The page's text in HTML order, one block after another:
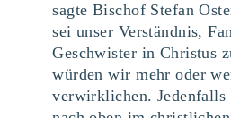
sagte Bischof Stefan
sei unser Verständnis,
Geschwister in Christus
würden wir mehr oder
verwirklichen. Jedenfalls